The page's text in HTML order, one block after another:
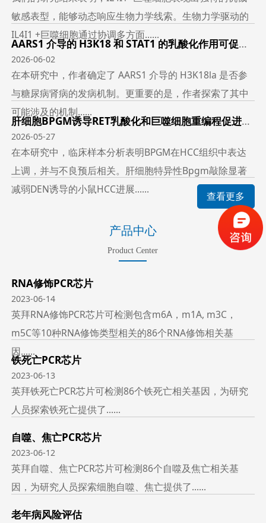
敏感表型，能够动态响应生物力学线索。生物力学驱动的
IL4I1 +巨噬细胞通过协调多方面......
AARS1 介导的 H3K18 和 STAT1 的乳酸化作用可促进糖尿病肾病中的铁死亡
2026-06-02
在本研究中，作者确定了 AARS1 介导的 H3K18la 是否参
与糖尿病肾病的发病机制。更重要的是，作者探索了其中
可能涉及的机制......
肝细胞BPGM诱导RET乳酸化和巨噬细胞重编程促进肝癌的发生
2026-05-27
在本研究中，临床样本分析表明BPGM在HCC组织中表达
上调，并与不良预后相关。肝细胞特异性Bpgm敲除显著
减弱DEN诱导的小鼠HCC进展......
查看更多
产品中心
Product Center
RNA修饰PCR芯片
2023-06-14
英拜RNA修饰PCR芯片可检测包含m6A，m1A, m3C，
m5C等10种RNA修饰类型相关的86个RNA修饰相关基
因......
铁死亡PCR芯片
2023-06-13
英拜铁死亡PCR芯片可检测86个铁死亡相关基因，为研究
人员探索铁死亡提供了......
自噬、焦亡PCR芯片
2023-06-12
英拜自噬、焦亡PCR芯片可检测86个自噬及焦亡相关基
因，为研究人员探索细胞自噬、焦亡提供了......
老年病风险评估